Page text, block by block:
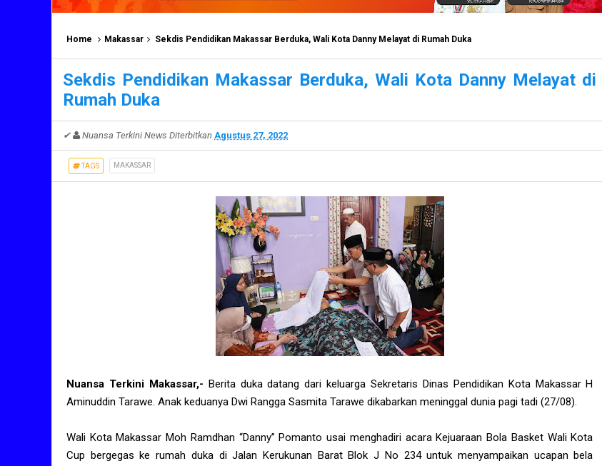
Home Makassar Sekdis Pendidikan Makassar Berduka, Wali Kota Danny Melayat di Rumah Duka
Sekdis Pendidikan Makassar Berduka, Wali Kota Danny Melayat di
Rumah Duka
✔ Nuansa Terkini News Diterbitkan Agustus 27, 2022
TAGS MAKASSAR
Nuansa Terkini Makassar,- Berita duka datang dari keluarga Sekretaris Dinas Pendidikan Kota Makassar H
Aminuddin Tarawe. Anak keduanya Dwi Rangga Sasmita Tarawe dikabarkan meninggal dunia pagi tadi (27/08).
Wali Kota Makassar Moh Ramdhan “Danny” Pomanto usai menghadiri acara Kejuaraan Bola Basket Wali Kota
Cup bergegas ke rumah duka di Jalan Kerukunan Barat Blok J No 234 untuk menyampaikan ucapan bela